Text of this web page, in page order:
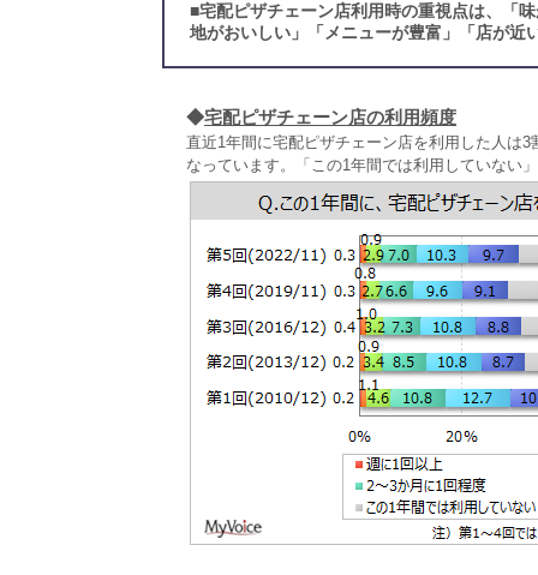
■宅配ピザチェーン店利用時の重視点は、「
地がおいしい」「メニューが豊富」「店が近
◆宅配ピザチェーン店の利用頻度
直近1年間に宅配ピザチェーン店を利用した人は
なっています。「この1年間では利用していない